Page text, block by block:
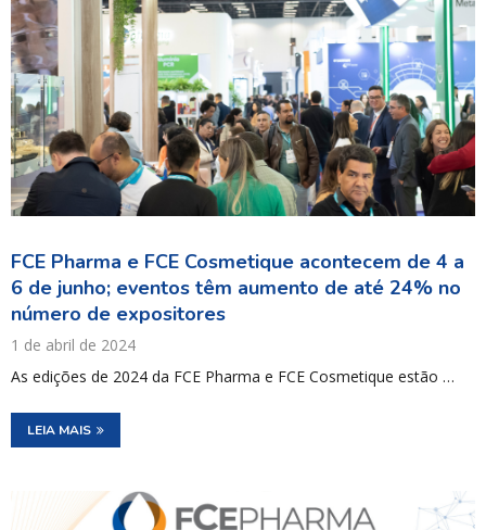
FCE Pharma e FCE Cosmetique acontecem de 4 a
6 de junho; eventos têm aumento de até 24% no
número de expositores
1 de abril de 2024
As edições de 2024 da FCE Pharma e FCE Cosmetique estão …
LEIA MAIS